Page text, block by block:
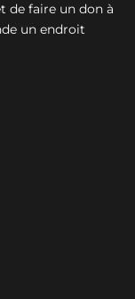
de faire un don à
un endroit